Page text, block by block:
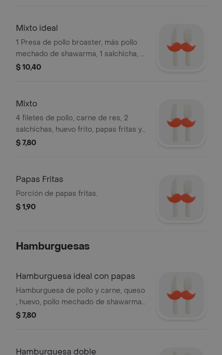
Mixto ideal
1 Presa de pollo broaster, más pollo
mechado de shawarma, 1 salchicha, 1
huevo frito, papas fritas y ensalada.
$ 10,40
Mixto
4 filetes de pollo, carne de res, 2
salchichas, huevo frito, papas fritas y
ensalada. Incluye salsas.
$ 7,80
Papas Fritas
Porción de papas fritas.
$ 1,90
Hamburguesas
Hamburguesa ideal con papas
Hamburguesa de pollo y carne, queso
, huevo, pollo mechado de shawarma
y papas fritas
$ 7,80
Hamburguesa doble